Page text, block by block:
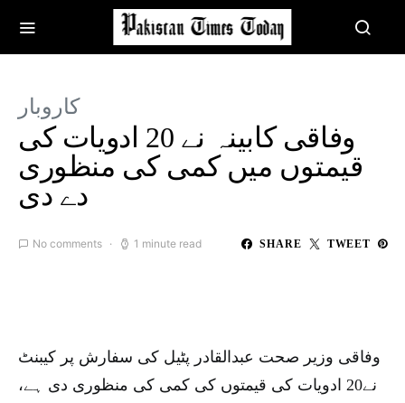
کاروبار
وفاقی کابینہ نے 20 ادویات کی
قیمتوں میں کمی کی منظوری
دے دی
No comments 1 minute read SHARE TWEET
وفاقی وزیر صحت عبدالقادر پٹیل کی سفارش پر کیبنٹ
نے20 ادویات کی قیمتوں کی کمی کی منظوری دی ہے،